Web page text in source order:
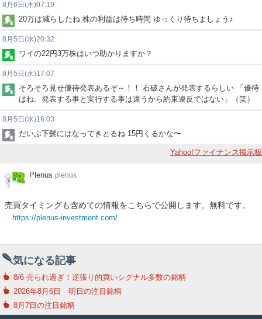
8月6日(木)07:19
20万は減らしたね 株の利益は待ち時間 ゆっくり待ちましょう♪
8月5日(水)20:32
ワイの22円3万株はいつ助かりますか？
8月5日(水)17:07
そろそろ見せ優待発表あるぞ～！！ 石破さんが発表するらしい 「優待
はね、発表する事と実行する事は違うから約束違反ではない」（笑）
8月5日(水)16:03
だいぶ下髭にはなってきとるね 15円くるかな〜
Yahoo!ファイナンス掲示板
Plenus
Plenus plenus
売買タイミングも含めての情報をこちらで公開します。無料です。
https://plenus-investment.com/
気になる記事
8/6 売られ過ぎ！逆張り的買いシグナル多数の銘柄
2026年8月6日 明日の注目銘柄
8月7日の注目銘柄